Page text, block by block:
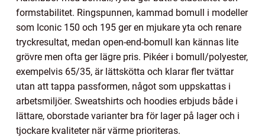
formstabilitet. Ringspunnen, kammad bomull i modeller
som Iconic 150 och 195 ger en mjukare yta och renare
tryckresultat, medan open-end-bomull kan kännas lite
grövre men ofta ger lägre pris. Pikéer i bomull/polyester,
exempelvis 65/35, är lättskötta och klarar fler tvättar
utan att tappa passformen, något som uppskattas i
arbetsmiljöer. Sweatshirts och hoodies erbjuds både i
lättare, oborstade varianter bra för lager på lager och i
tjockare kvaliteter när värme prioriteras.